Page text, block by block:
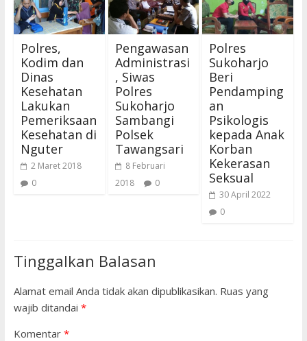
Polres,
Kodim dan
Dinas
Kesehatan
Lakukan
Pemeriksaan
Kesehatan di
Nguter
2 Maret 2018
0
Pengawasan
Administrasi
, Siwas
Polres
Sukoharjo
Sambangi
Polsek
Tawangsari
8 Februari
2018
0
Polres
Sukoharjo
Beri
Pendamping
an
Psikologis
kepada Anak
Korban
Kekerasan
Seksual
30 April 2022
0
Tinggalkan Balasan
Alamat email Anda tidak akan dipublikasikan. Ruas yang
wajib ditandai *
Komentar *